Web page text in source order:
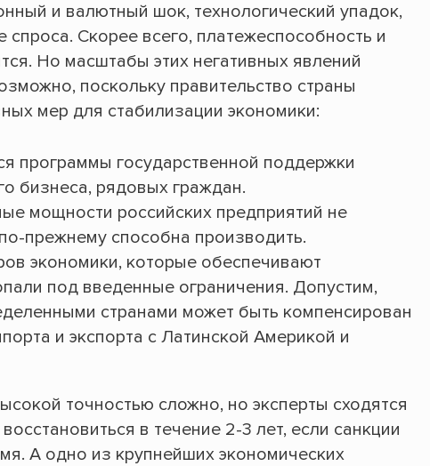
и валютный шок, технологический упадок,
спроса. Скорее всего, платежеспособность и
Но масштабы этих негативных явлений
поскольку правительство страны
мер для стабилизации экономики:
программы государственной поддержки
бизнеса, рядовых граждан.
мощности российских предприятий не
прежнему способна производить.
экономики, которые обеспечивают
под введенные ограничения. Допустим,
странами может быть компенсирован
и экспорта с Латинской Америкой и
точностью сложно, но эксперты сходятся
в течение 2-3 лет, если санкции
А одно из крупнейших экономических